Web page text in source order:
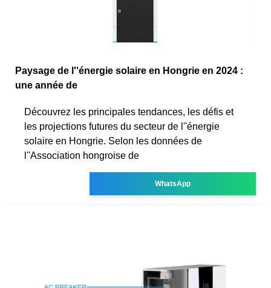
Paysage de l''énergie solaire en Hongrie en 2024 :
une année de
Découvrez les principales tendances, les défis et
les projections futures du secteur de l''énergie
solaire en Hongrie. Selon les données de
l''Association hongroise de
WhatsApp